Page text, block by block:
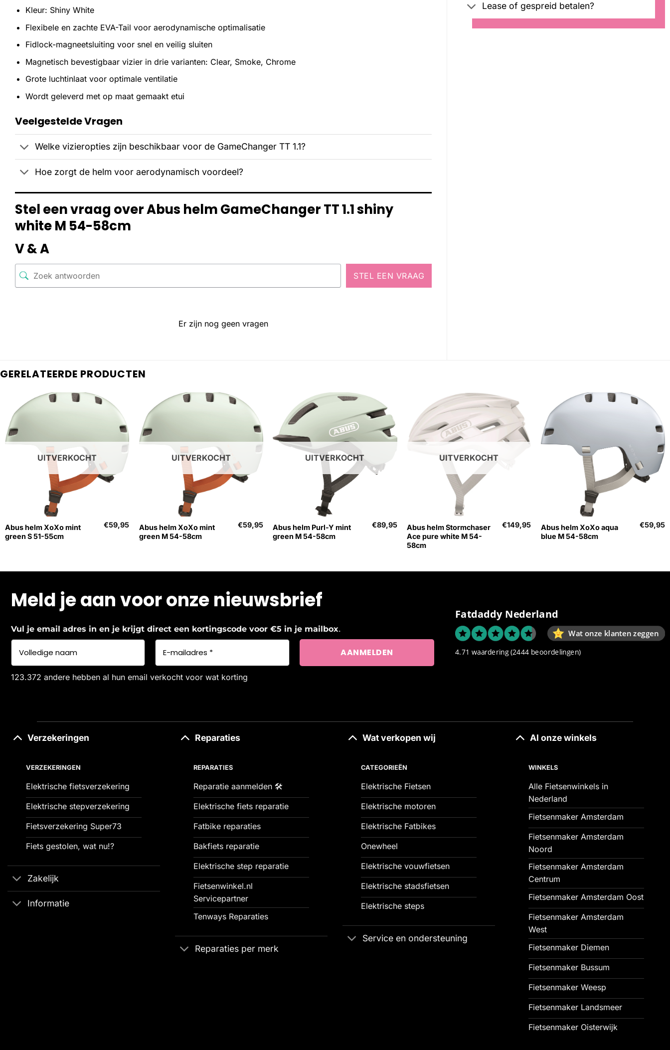
Kleur: Shiny White
Flexibele en zachte EVA-Tail voor aerodynamische optimalisatie
Fidlock-magneetsluiting voor snel en veilig sluiten
Magnetisch bevestigbaar vizier in drie varianten: Clear, Smoke, Chrome
Grote luchtinlaat voor optimale ventilatie
Wordt geleverd met op maat gemaakt etui
Veelgestelde Vragen
Welke vizieropties zijn beschikbaar voor de GameChanger TT 1.1?
Hoe zorgt de helm voor aerodynamisch voordeel?
Stel een vraag over Abus helm GameChanger TT 1.1 shiny
white M 54-58cm
V & A
STEL EEN VRAAG
Er zijn nog geen vragen
Lease of gespreid betalen?
GERELATEERDE PRODUCTEN
UITVERKOCHT
Abus helm XoXo mint
green S 51-55cm
€59,95
UITVERKOCHT
Abus helm XoXo mint
green M 54-58cm
€59,95
UITVERKOCHT
Abus helm Purl-Y mint
green M 54-58cm
€89,95
UITVERKOCHT
Abus helm Stormchaser
Ace pure white M 54-
58cm
€149,95
Abus helm XoXo aqua
blue M 54-58cm
€59,95
Meld je aan voor onze nieuwsbrief
Vul je email adres in en je krijgt direct een kortingscode voor €5 in je mailbox.
123.372 andere hebben al hun email verkocht voor wat korting
Fatdaddy Nederland
Wat onze klanten zeggen
4.71 waardering (2444 beoordelingen)
Verzekeringen
VERZEKERINGEN
Elektrische fietsverzekering
Elektrische stepverzekering
Fietsverzekering Super73
Fiets gestolen, wat nu!?
Zakelijk
Informatie
Reparaties
REPARATIES
Reparatie aanmelden 🛠️
Elektrische fiets reparatie
Fatbike reparaties
Bakfiets reparatie
Elektrische step reparatie
Fietsenwinkel.nl
Servicepartner
Tenways Reparaties
Reparaties per merk
Wat verkopen wij
CATEGORIEËN
Elektrische Fietsen
Elektrische motoren
Elektrische Fatbikes
Onewheel
Elektrische vouwfietsen
Elektrische stadsfietsen
Elektrische steps
Service en ondersteuning
Al onze winkels
WINKELS
Alle Fietsenwinkels in
Nederland
Fietsenmaker Amsterdam
Fietsenmaker Amsterdam
Noord
Fietsenmaker Amsterdam
Centrum
Fietsenmaker Amsterdam Oost
Fietsenmaker Amsterdam
West
Fietsenmaker Diemen
Fietsenmaker Bussum
Fietsenmaker Weesp
Fietsenmaker Landsmeer
Fietsenmaker Oisterwijk